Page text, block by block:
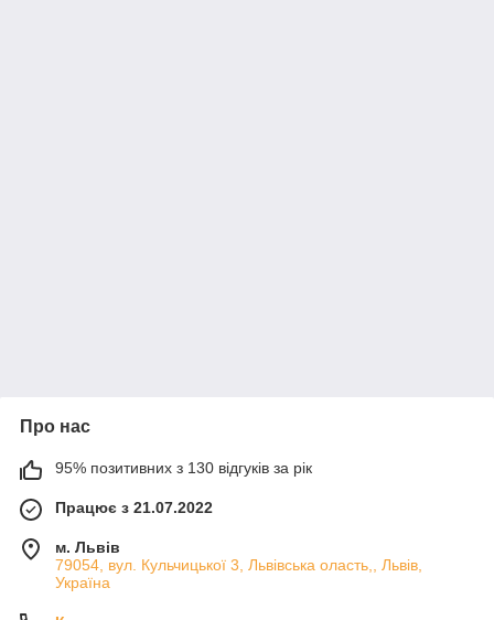
Про нас
95% позитивних з 130 відгуків за рік
Працює з 21.07.2022
м. Львів
79054, вул. Кульчицької 3, Львівська оласть,, Львів,
Україна